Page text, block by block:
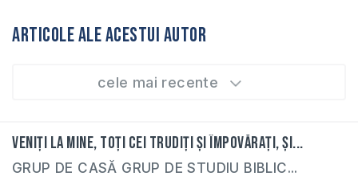
Articole ale acestui autor
cele mai recente
Veniţi la Mine, toţi cei trudiţi și împovăraţi, și...
GRUP DE CASĂ GRUP DE STUDIU BIBLIC...